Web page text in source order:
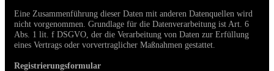
Eine Zusammenführung dieser Daten mit anderen Datenquellen wird
nicht vorgenommen. Grundlage für die Datenverarbeitung ist Art. 6
Abs. 1 lit. f DSGVO, der die Verarbeitung von Daten zur Erfüllung
eines Vertrags oder vorvertraglicher Maßnahmen gestattet.
Registrierungsformular